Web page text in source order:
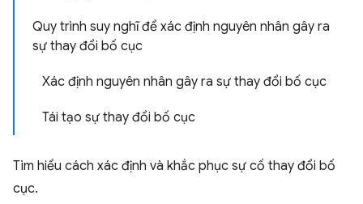
Quy trình suy nghĩ để xác định nguyên nhân gây ra
sự thay đổi bố cục
Xác định nguyên nhân gây ra sự thay đổi bố cục
Tái tạo sự thay đổi bố cục
Tìm hiểu cách xác định và khắc phục sự cố thay đổi bố
cục.